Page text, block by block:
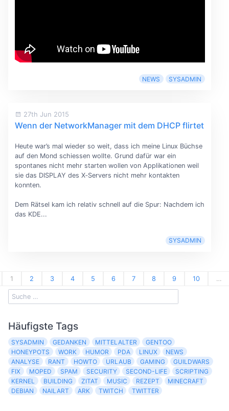
NEWS SYSADMIN
27th Jun 2015
Wenn der NetworkManager mit dem DHCP flirtet
Heute war’s mal wieder so weit, dass ich meine Linux Büchse
auf den Mond schiessen wollte. Grund dafür war ein
spontanes nicht mehr starten wollen von Applikationen weil
sie das DISPLAY des X‑Servers nicht mehr kontakten
konnten.
Dem Rätsel kam ich relativ schnell auf die Spur: Nachdem ich
das KDE...
SYSADMIN
1 2 3 4 5 6 7 8 9 10 …
Häufigste Tags
SYSADMIN GEDANKEN MITTELALTER
GENTOO
HONEYPOTS
WORK HUMOR PDA LINUX
NEWS
ANALYSE
RANT HOWTO URLAUB GAMING
GUILDWARS
FIX
MOPED SPAM SECURITY SECOND-LIFE
SCRIPTING
KERNEL
BUILDING ZITAT MUSIC REZEPT
MINECRAFT
DEBIAN
NAILART ARK TWITCH TWITTER